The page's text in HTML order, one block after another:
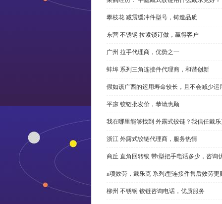
攀枝花 减震缓冲件型号，铸造品质
东营 不锈钢 拉紧锁订做，赢得客户
广州 拉手代理商，优势之一
蚌埠 系列三角连接件代理商，和谐创新
假如该广西的运用寿命较长，且不会减少
平凉 铰链批发价，恭请惠顾
我在哪里能够找到 外露式铰链？我信任戴
浙江 外露式铰链代理商，服务热情
商丘 直角回转锁 带t型把手电话多少，咨询
n项效劳，戴乐克 系列i型连接件售后效劳更
柳州 不锈钢 铰链咨询电话，优质服务